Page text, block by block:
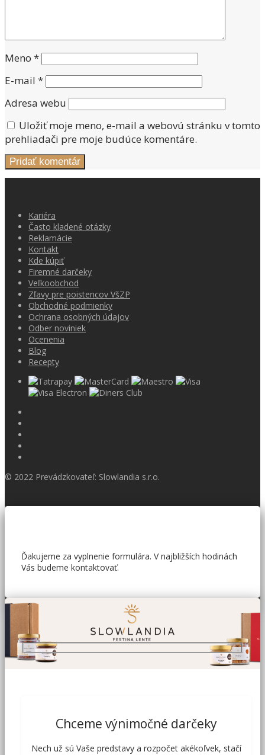
Meno *
E-mail *
Adresa webu
Uložiť moje meno, e-mail a webovú stránku v tomto
prehliadači pre moje budúce komentáre.
Kariéra
Často kladené otázky
Reklamácie
Kontakt
Kde kúpiť
Firemné darčeky
Veľkoobchod
Zľavy pre poistencov VšZP
Obchodné podmienky
Ochrana osobných údajov
Odber noviniek
Ocenenia
Blog
Recepty
© 2022 Prevádzkovateľ: Slowlandia s.r.o.
Ďakujeme za vyplnenie formulára. V najbližších hodinách
Vás budeme kontaktovať.
Chceme výnimočné darčeky
Nech už sú Vaše predstavy a rozpočet akékoľvek, stačí